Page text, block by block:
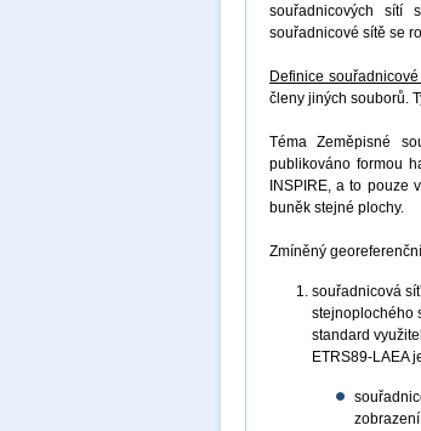
souřadnicových sítí
souřadnicové sítě se
Definice
členy jiných souborů.
Téma Zeměpisné
publikováno formou
INSPIRE, a to pouze
buněk stejné plochy.
Zmíněný
souřadnicová
stejnoplochého
standard
ETRS89-LAEA